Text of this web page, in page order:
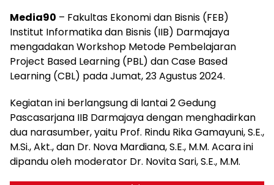
Media90 – Fakultas Ekonomi dan Bisnis (FEB)
Institut Informatika dan Bisnis (IIB) Darmajaya
mengadakan Workshop Metode Pembelajaran
Project Based Learning (PBL) dan Case Based
Learning (CBL) pada Jumat, 23 Agustus 2024.
Kegiatan ini berlangsung di lantai 2 Gedung
Pascasarjana IIB Darmajaya dengan menghadirkan
dua narasumber, yaitu Prof. Rindu Rika Gamayuni, S.E.,
M.Si., Akt., dan Dr. Nova Mardiana, S.E., M.M. Acara ini
dipandu oleh moderator Dr. Novita Sari, S.E., M.M.